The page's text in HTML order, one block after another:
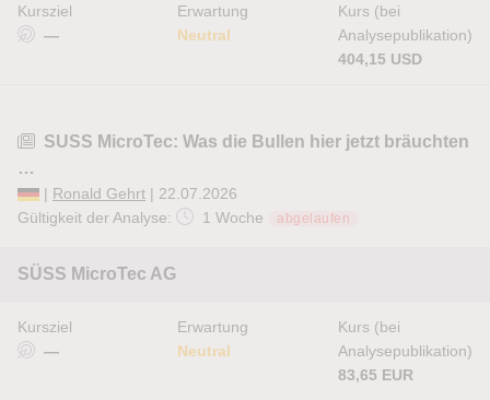
Kursziel
—
Erwartung
Neutral
Kurs (bei
Analysepublikation)
404,15 USD
SUSS MicroTec: Was die Bullen hier jetzt bräuchten
…
| Ronald Gehrt | 22.07.2026
Gültigkeit der Analyse:
1 Woche abgelaufen
SÜSS MicroTec AG
Kursziel
—
Erwartung
Neutral
Kurs (bei
Analysepublikation)
83,65 EUR